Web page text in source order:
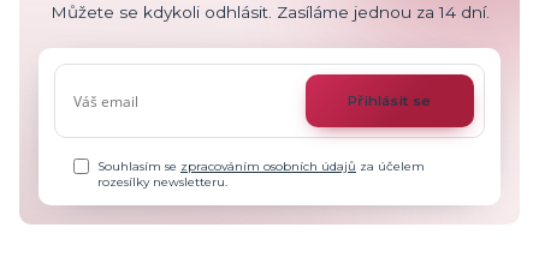
Můžete se kdykoli odhlásit. Zasíláme jednou za 14 dní.
Přihlásit se
Souhlasím se zpracováním osobních údajů za účelem
rozesílky newsletteru.